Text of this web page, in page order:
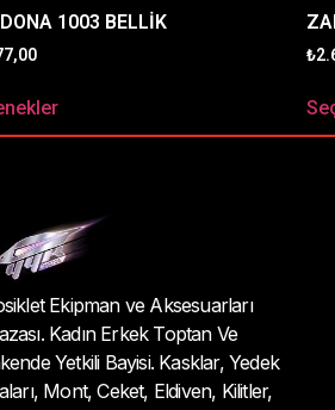
1003 BELLİK
₺
Ekipman ve Aksesuarları
Kadın Erkek Toptan Ve
Yetkili Bayisi. Kasklar, Yedek
Mont, Ceket, Eldiven, Kilitler,